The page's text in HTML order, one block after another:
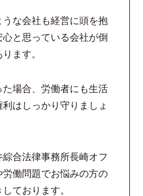
な会社も経営に頭を抱
と思っている会社が倒
ます。
場合、労働者にも生活
はしっかり守りましょ
合法律事務所長崎オフ
労働問題でお悩みの方の
ております。